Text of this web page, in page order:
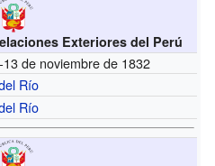
Exteriores del Perú
de noviembre de 1832
Río
Río